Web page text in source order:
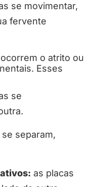
se movimentar,
fervente
o atrito ou
Esses
se
separam,
as placas